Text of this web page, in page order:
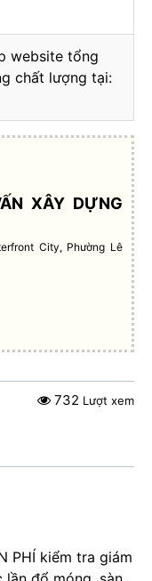
website tổng
chất lượng tại:
XÂY DỰNG
City, Phường Lê
732 Lượt xem
PHÍ kiểm tra giám